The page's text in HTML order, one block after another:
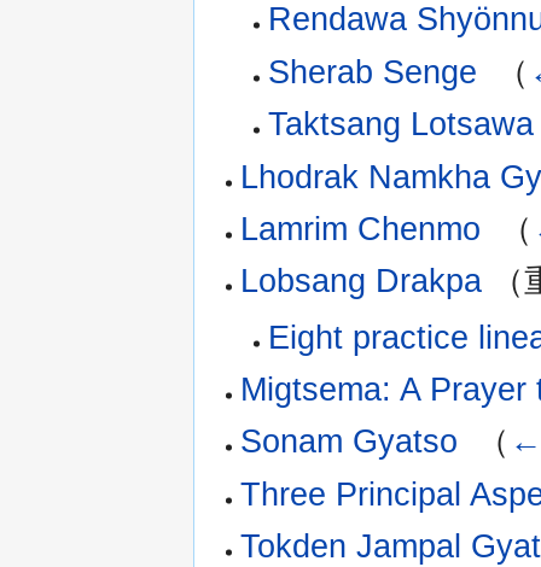
Rendawa
Sherab Senge
（
Taktsang
Lhodrak Namkha
Lamrim Chenmo
（
Lobsang Drakpa （
Eight practice
Migtsema: A
Sonam Gyatso
（
Three Principal
Tokden Jampal